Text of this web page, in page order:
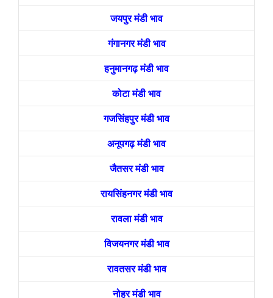
जयपुर मंडी भाव
गंगानगर मंडी भाव
हनुमानगढ़ मंडी भाव
कोटा मंडी भाव
गजसिंहपुर मंडी भाव
अनूपगढ़ मंडी भाव
जैतसर मंडी भाव
रायसिंहनगर मंडी भाव
रावला मंडी भाव
विजयनगर मंडी भाव
रावतसर मंडी भाव
नोहर मंडी भाव